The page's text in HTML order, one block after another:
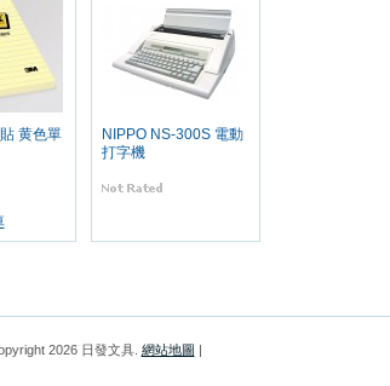
黄色單
NIPPO NS-300S 電動
打字機
2026 日發文具. 網站地圖 |